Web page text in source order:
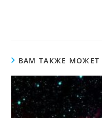
ВАМ ТАКЖЕ МОЖЕТ